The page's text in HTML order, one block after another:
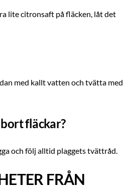
lite citronsaft på fläcken, låt det
med kallt vatten och tvätta med
fläckar?
och följ alltid plaggets tvättråd.
FRÅN